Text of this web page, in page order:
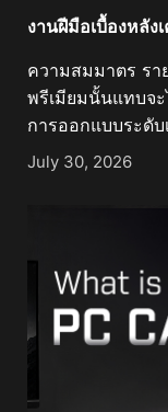
งานฝีมือเบื้องหลัง
ความสมมาตร รายละเ
พรีเมียมนั้นแทบจะ
การออกแบบระดับ
มองไม่เห็นนับไม่
วัสดุ การผลิต แล
คือตัวแทนของปรัชญานี้อย่าง
ธงของ MSI เคส
อวดโฉมฮาร์ดแว
งานสถาปัตยกรรม
และความประณีต
ทุกพื้นผิว และทุกก
July 30, 2026